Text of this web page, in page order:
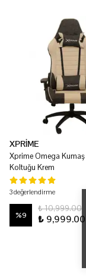
XPRİME
Xprime Omega
Koltuğu Krem
3 değerlendirme
%9
₺ 10,999.00
₺ 9,999.00